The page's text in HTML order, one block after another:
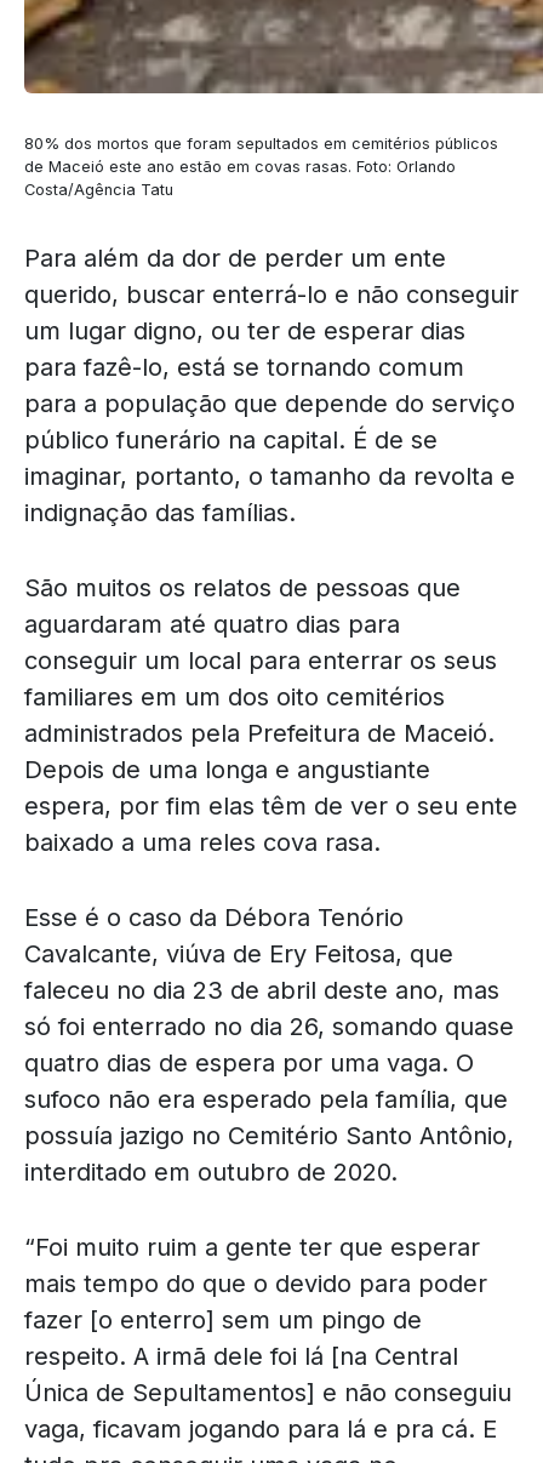
80% dos mortos que foram sepultados em cemitérios públicos
de Maceió este ano estão em covas rasas. Foto: Orlando
Costa/Agência Tatu
Para além da dor de perder um ente
querido, buscar enterrá-lo e não conseguir
um lugar digno, ou ter de esperar dias
para fazê-lo, está se tornando comum
para a população que depende do serviço
público funerário na capital. É de se
imaginar, portanto, o tamanho da revolta e
indignação das famílias.
São muitos os relatos de pessoas que
aguardaram até quatro dias para
conseguir um local para enterrar os seus
familiares em um dos oito cemitérios
administrados pela Prefeitura de Maceió.
Depois de uma longa e angustiante
espera, por fim elas têm de ver o seu ente
baixado a uma reles cova rasa.
Esse é o caso da Débora Tenório
Cavalcante, viúva de Ery Feitosa, que
faleceu no dia 23 de abril deste ano, mas
só foi enterrado no dia 26, somando quase
quatro dias de espera por uma vaga. O
sufoco não era esperado pela família, que
possuía jazigo no Cemitério Santo Antônio,
interditado em outubro de 2020.
“Foi muito ruim a gente ter que esperar
mais tempo do que o devido para poder
fazer [o enterro] sem um pingo de
respeito. A irmã dele foi lá [na Central
Única de Sepultamentos] e não conseguiu
vaga, ficavam jogando para lá e pra cá. E